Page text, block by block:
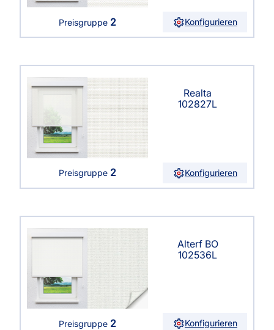
Preisgruppe 2 Konfigurieren
Realta
102827L
Preisgruppe 2 Konfigurieren
Alterf BO
102536L
Preisgruppe 2 Konfigurieren